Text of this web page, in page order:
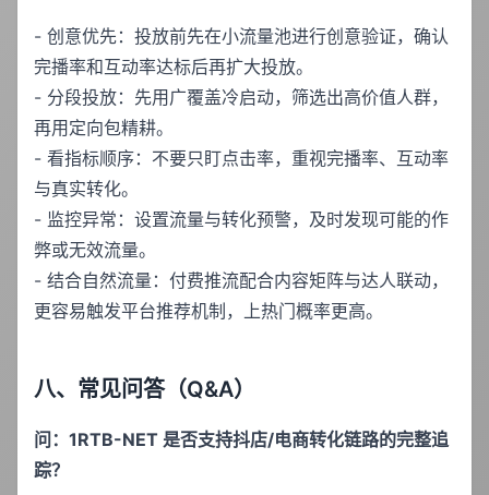
- 创意优先：投放前先在小流量池进行创意验证，确认
完播率和互动率达标后再扩大投放。
- 分段投放：先用广覆盖冷启动，筛选出高价值人群，
再用定向包精耕。
- 看指标顺序：不要只盯点击率，重视完播率、互动率
与真实转化。
- 监控异常：设置流量与转化预警，及时发现可能的作
弊或无效流量。
- 结合自然流量：付费推流配合内容矩阵与达人联动，
更容易触发平台推荐机制，上热门概率更高。
八、常见问答（Q&A）
问：1RTB-NET 是否支持抖店/电商转化链路的完整追
踪？